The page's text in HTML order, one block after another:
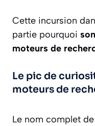
Cette incursion
partie pourquoi
moteurs de
Le pic de
moteurs de
Le nom complet